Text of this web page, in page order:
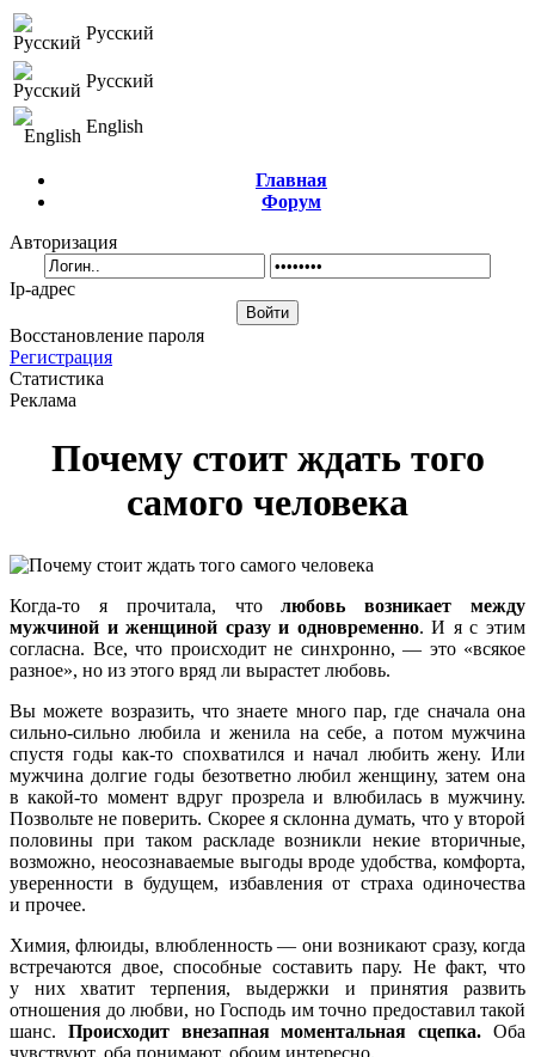
Русский
Русский
English
Главная
Форум
Авторизация
Ip-адрес
Восстановление пароля
Регистрация
Статистика
Реклама
Почему стоит ждать того
самого человека
Когда-то я прочитала, чтолюбовь возникает между
мужчиной и женщиной сразу и одновременно. И я с этим
согласна. Все, что происходит не синхронно, — это «всякое
разное», но из этого вряд ли вырастет любовь.
Вы можете возразить, что знаете много пар, где сначала она
сильно-сильно любила и женила на себе, а потом мужчина
спустя годы как-то спохватился и начал любить жену. Или
мужчина долгие годы безответно любил женщину, затем она
в какой-то момент вдруг прозрела и влюбилась в мужчину.
Позвольте не поверить. Скорее я склонна думать, что у второй
половины при таком раскладе возникли некие вторичные,
возможно, неосознаваемые выгоды вроде удобства, комфорта,
уверенности в будущем, избавления от страха одиночества
и прочее.
Химия, флюиды, влюбленность — они возникают сразу, когда
встречаются двое, способные составить пару. Не факт, что
у них хватит терпения, выдержки и принятия развить
отношения до любви, но Господь им точно предоставил такой
шанс. Происходит внезапная моментальная сцепка. Оба
чувствуют, оба понимают, обоим интересно.